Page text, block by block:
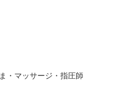
・マッサージ・指圧師